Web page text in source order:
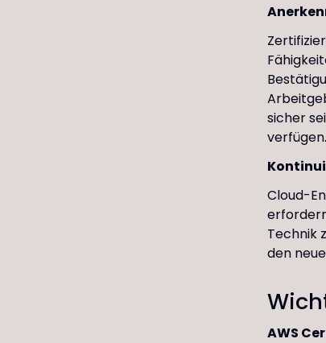
sicher
verfügen.
Cloud-
Technik
den
AWS